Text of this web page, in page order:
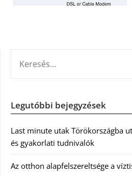
Legutóbbi bejegyzések
Last minute utak Törökországba
és gyakorlati tudnivalók
Az otthon alapfelszereltsége a